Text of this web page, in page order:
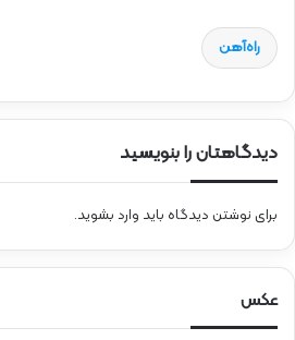
راه‌آهن
دیدگاهتان را بنویسید
برای نوشتن دیدگاه باید وارد بشوید.
عکس